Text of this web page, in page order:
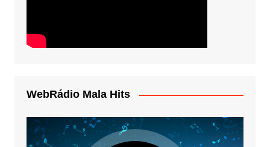
WebRádio Mala Hits